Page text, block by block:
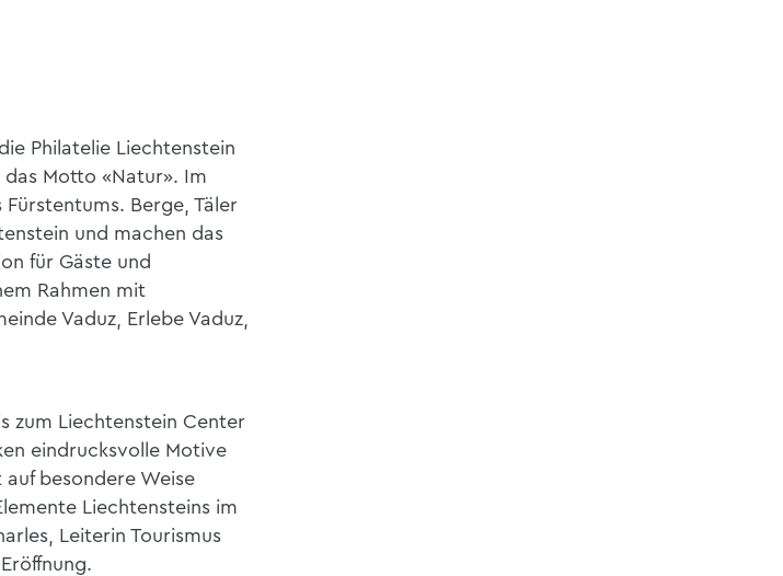
Philatelie Liechtenstein
Motto «Natur». Im
Berge, Täler
und machen das
für Gäste und
Rahmen mit
Vaduz, Erlebe Vaduz,
zum Liechtenstein Center
eindrucksvolle Motive
besondere Weise
Liechtensteins im
Leiterin Tourismus